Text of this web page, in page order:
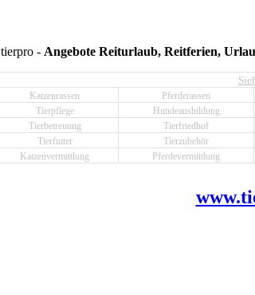
tierpro - Angebote Reiturlaub, Reitferien,
Katzenrassen Pferderassen
Tierpflege Hundeausbildung
Tierbetreuung Tierfriedhof
Tierfutter Tierzubehör
Katzenvermittlung Pferdevermittlung